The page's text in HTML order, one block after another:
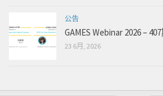
公告
GAMES Webinar 2026 –
23 6月, 2026